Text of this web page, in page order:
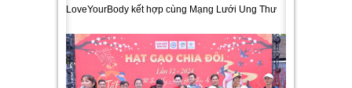
LoveYourBody kết hợp cùng Mạng Lưới Ung Thư